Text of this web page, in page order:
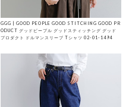
GGG | GOOD PEOPLE GOOD STITCHING GOOD PR
ODUCT グッドピープル グッドスティッチング グッド
プロダクト ドルマンスリーブ Tシャツ 02-01-1494